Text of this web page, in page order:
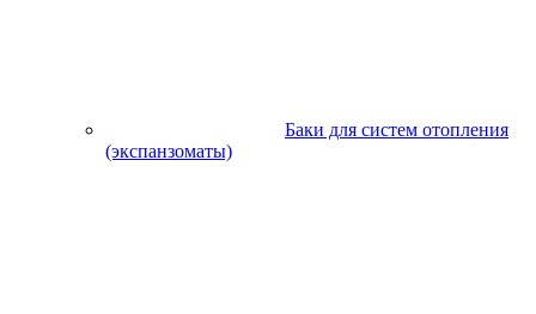
Баки для систем отопления
(экспанзоматы)